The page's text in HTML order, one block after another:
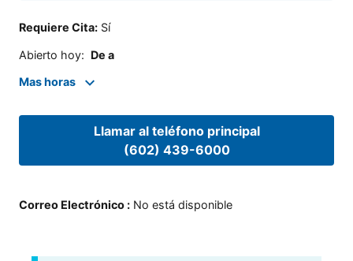
Requiere Cita: Sí
Abierto hoy: De a
Mas horas
Llamar al teléfono principal
(602) 439-6000
Correo Electrónico : No está disponible